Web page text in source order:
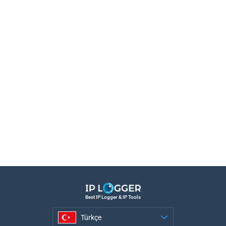
Best IP Logger & IP Tools
Türkçe